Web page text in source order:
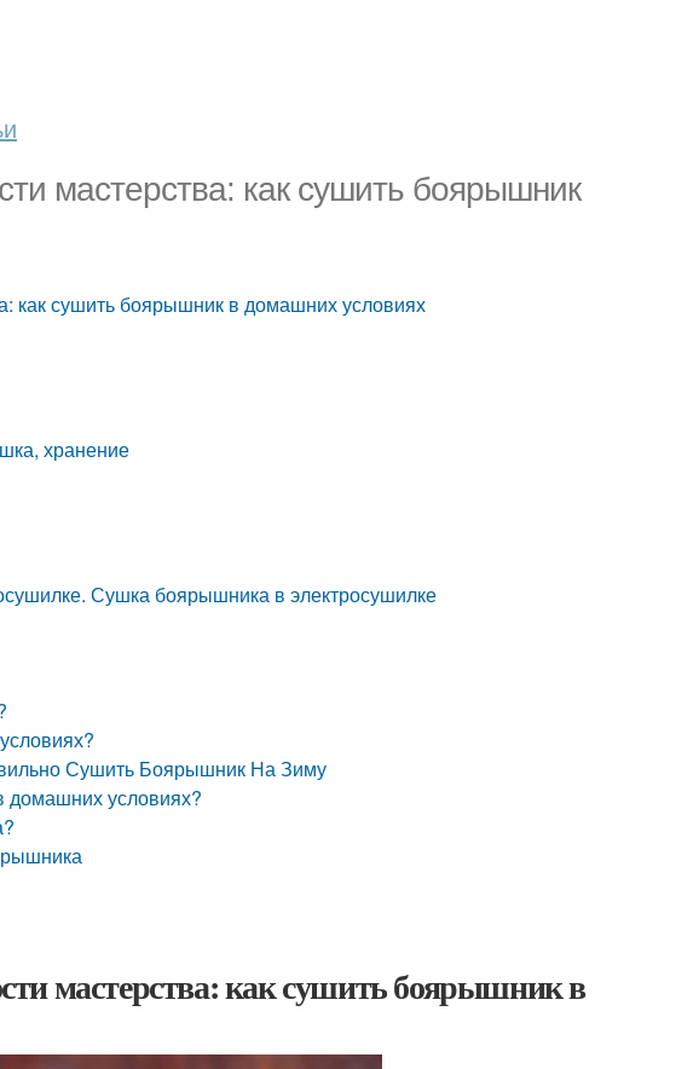
мастерства: как сушить боярышник
как сушить боярышник в домашних условиях
хранение
Сушка боярышника в электросушилке
Сушить Боярышник На Зиму
домашних условиях?
мастерства: как сушить боярышник в